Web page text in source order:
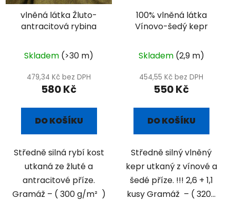
vlněná látka Žluto-
antracitová rybina
Skladem (>30 m)
479,34 Kč bez DPH
580 Kč
DO KOŠÍKU
Středně silná rybí kost
utkaná ze žluté a
antracitové příze.
Gramáž – ( 300 g/m² )
100% vlněná látka
Vínovo-šedý kepr
Skladem (2,9 m)
454,55 Kč bez DPH
550 Kč
DO KOŠÍKU
Středně silný vlněný
kepr utkaný z vínové a
šedé příze. !!! 2,6 + 1,1
kusy Gramáž – ( 320...